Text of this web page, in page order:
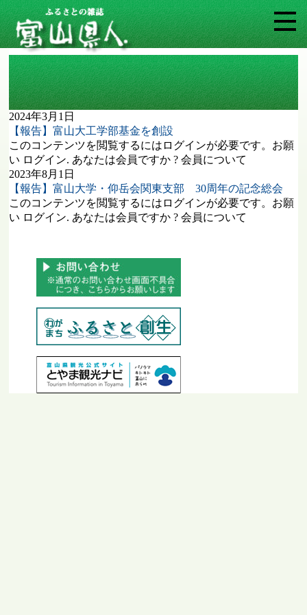
タグ: 仰岳会関東支部
2024年3月1日
【報告】富山大工学部基金を創設
このコンテンツを閲覧するにはログインが必要です。お願
い ログイン. あなたは会員ですか ? 会員について
2023年8月1日
【報告】富山大学・仰岳会関東支部 30周年の記念総会
このコンテンツを閲覧するにはログインが必要です。お願
い ログイン. あなたは会員ですか ? 会員について